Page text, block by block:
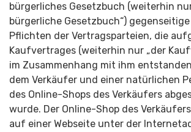
bürgerliches Gesetzbuch (weiterhin
bürgerliche Gesetzbuch“)
Pflichten der Vertragsparteien, die
Kaufvertrages (weiterhin nur „der
im Zusammenhang mit ihm
dem Verkäufer und einer natürlichen
des Online-Shops des Verkäufers
wurde. Der Online-Shop des
auf einer Webseite unter der